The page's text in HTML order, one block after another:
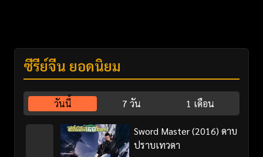
ซีรี่ย์จีน ยอดนิยม
วันนี้ 7 วัน 1 เดือน
Sword Master (2016) ดาบ
ปราบเทวดา